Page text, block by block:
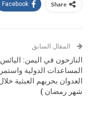
Share
Facebook
المقال السابق
النازحون في اليمن:
المساعدات الدولية
العدوان بحربهم العبثية
شهر رمضان )